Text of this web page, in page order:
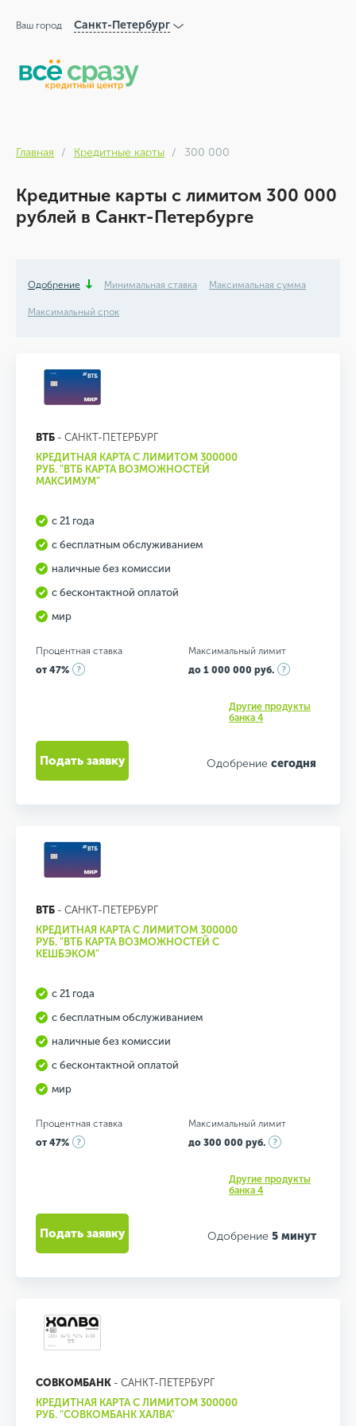
Ваш город Санкт-Петербург
Главная Кредитные карты 300 000
Кредитные карты с лимитом 300 000
рублей в Санкт-Петербурге
Одобрение Минимальная ставка Максимальная сумма
Максимальный срок
ВТБ - САНКТ-ПЕТЕРБУРГ
КРЕДИТНАЯ КАРТА С ЛИМИТОМ 300000
РУБ. "ВТБ КАРТА ВОЗМОЖНОСТЕЙ
МАКСИМУМ"
с 21 года
с бесплатным обслуживанием
наличные без комиссии
с бесконтактной оплатой
мир
Процентная ставка
от 47%
Максимальный лимит
до 1 000 000 руб.
Другие продукты
банка 4
Одобрение сегодня
Подать заявку
ВТБ - САНКТ-ПЕТЕРБУРГ
КРЕДИТНАЯ КАРТА С ЛИМИТОМ 300000
РУБ. "ВТБ КАРТА ВОЗМОЖНОСТЕЙ С
КЕШБЭКОМ"
с 21 года
с бесплатным обслуживанием
наличные без комиссии
с бесконтактной оплатой
мир
Процентная ставка
от 47%
Максимальный лимит
до 300 000 руб.
Другие продукты
банка 4
Одобрение 5 минут
Подать заявку
СОВКОМБАНК - САНКТ-ПЕТЕРБУРГ
КРЕДИТНАЯ КАРТА С ЛИМИТОМ 300000
РУБ. "СОВКОМБАНК ХАЛВА"